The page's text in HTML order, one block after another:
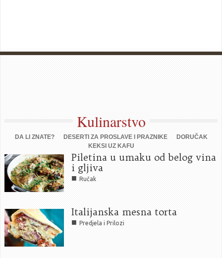
Kulinarstvo
DA LI ZNATE? DESERTI ZA PROSLAVE I PRAZNIKE
DORUČAK
KEKSI UZ KAFU
Piletina u umaku od belog vina
i gljiva
■ Ručak
Italijanska mesna torta
■ Predjela i Prilozi